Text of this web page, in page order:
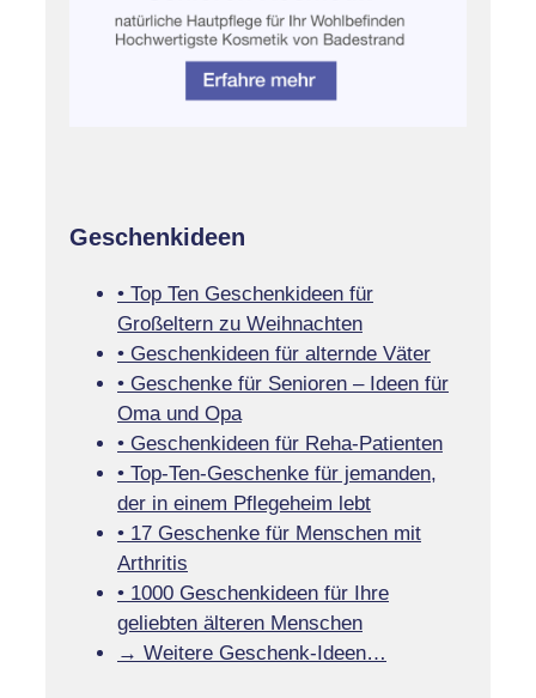
Geschenkideen
• Top Ten Geschenkideen für
Großeltern zu Weihnachten
• Geschenkideen für alternde Väter
• Geschenke für Senioren – Ideen für
Oma und Opa
• Geschenkideen für Reha-Patienten
• Top-Ten-Geschenke für jemanden,
der in einem Pflegeheim lebt
• 17 Geschenke für Menschen mit
Arthritis
• 1000 Geschenkideen für Ihre
geliebten älteren Menschen
→ Weitere Geschenk-Ideen…